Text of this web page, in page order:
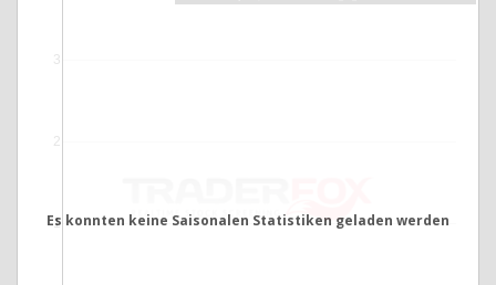
1
2
3
Es konnten keine Saisonalen Statistiken geladen werden